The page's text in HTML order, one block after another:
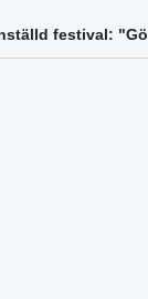
festival: